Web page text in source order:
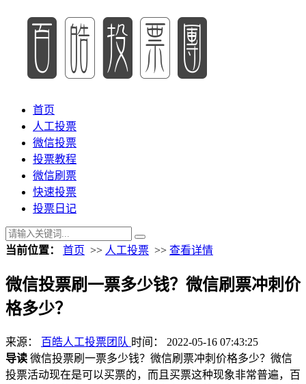
首页
人工投票
微信投票
投票教程
微信刷票
快速投票
投票日记
当前位置： 首页 >> 人工投票 >> 查看详情
微信投票刷一票多少钱？微信刷票冲刺价
格多少？
来源： 百皓人工投票团队 时间： 2022-05-16 07:43:25
导读 微信投票刷一票多少钱？微信刷票冲刺价格多少？微信
投票活动现在是可以买票的，而且买票这种现象非常普遍，百